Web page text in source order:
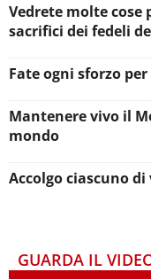
Vedrete molte cose
sacrifici dei fedeli
Fate ogni sforzo
Mantenere vivo il
mondo
Accolgo ciascuno di
GUARDA IL